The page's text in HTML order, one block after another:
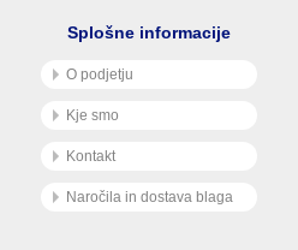
Splošne informacije
O podjetju
Kje smo
Kontakt
Naročila in dostava blaga